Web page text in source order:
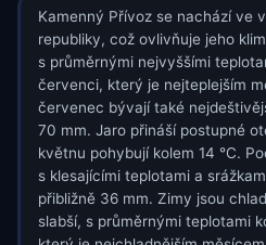
Kamenný Přívoz se nachází ve
republiky, což ovlivňuje jeho
s průměrnými nejvyššími
červenci, který je nejteplejším
červenec bývají také
70 mm. Jaro přináší postupné
květnu pohybují kolem 14 °C.
s klesajícími teplotami a
přibližně 36 mm. Zimy jsou
slabší, s průměrnými teplotami